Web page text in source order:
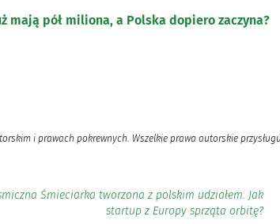
mają pół miliona, a Polska dopiero zaczyna?
i prawach pokrewnych. Wszelkie prawa autorskie
Śmieciarka tworzona z polskim udziałem. Jak
startup z Europy sprząta orbitę?